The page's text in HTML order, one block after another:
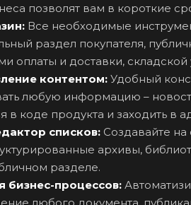
позволят вам в короткие
Все необходимые
раздел покупателя,
оплаты и доставки, складской
контентом: Удобный
любую информацию –
в коде продукта и заходить в
списков: Создавайте
архивы,
разделе.
бизнес-процессов:
любого документа,